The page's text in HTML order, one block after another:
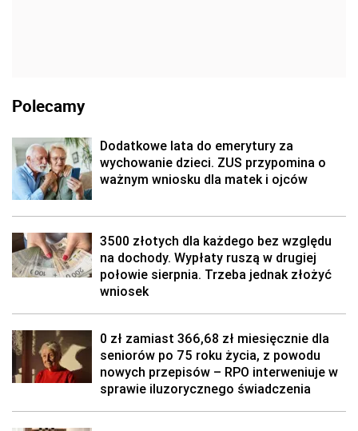
Polecamy
Dodatkowe lata do emerytury za
wychowanie dzieci. ZUS przypomina o
ważnym wniosku dla matek i ojców
3500 złotych dla każdego bez względu
na dochody. Wypłaty ruszą w drugiej
połowie sierpnia. Trzeba jednak złożyć
wniosek
0 zł zamiast 366,68 zł miesięcznie dla
seniorów po 75 roku życia, z powodu
nowych przepisów – RPO interweniuje w
sprawie iluzorycznego świadczenia